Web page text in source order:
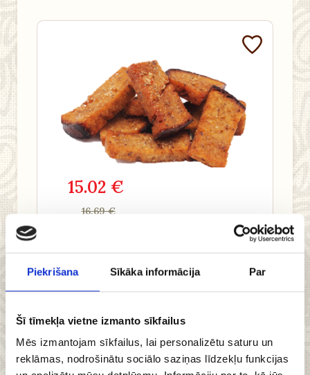
Piekrišana Sīkāka informācija Par
Šī tīmekļa vietne izmanto sīkfailus
Mēs izmantojam sīkfailus, lai personalizētu saturu un
reklāmas, nodrošinātu sociālo saziņas līdzekļu funkcijas
Real fine rye bread
15.02 €
16.69 €